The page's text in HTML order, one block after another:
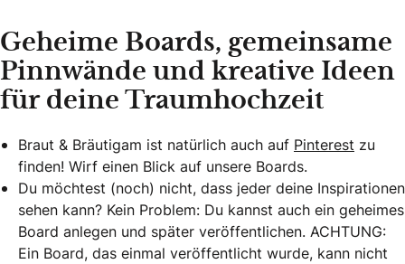
Geheime Boards, gemeinsame
Pinnwände und kreative Ideen
für deine Traumhochzeit
Braut & Bräutigam ist natürlich auch auf Pinterest zu
finden! Wirf einen Blick auf unsere Boards.
Du möchtest (noch) nicht, dass jeder deine Inspirationen
sehen kann? Kein Problem: Du kannst auch ein geheimes
Board anlegen und später veröffentlichen. ACHTUNG:
Ein Board, das einmal veröffentlicht wurde, kann nicht